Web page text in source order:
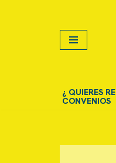
¿ QUIERES
CONVENIOS